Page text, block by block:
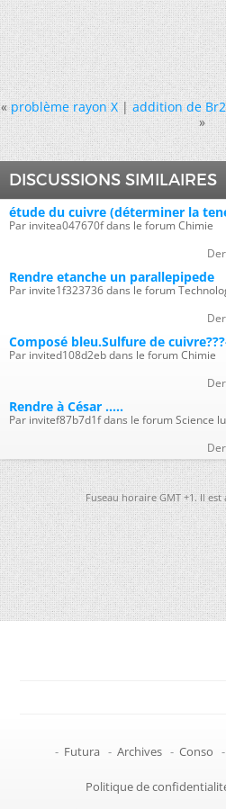
« problème rayon X|addition de
»
DISCUSSIONS SIMILAIRES
étude du cuivre (déterminer la
Par invitea047670f dans le forum Chimie
Rendre etanche un parallepipede
Par invite1f323736 dans le forum
Composé bleu.Sulfure de
Par invited108d2eb dans le forum Chimie
Rendre à César .....
Par invitef87b7d1f dans le forum Science
Fuseau horaire GMT +1. Il
- Futura - Archives - Conso -
Politique de